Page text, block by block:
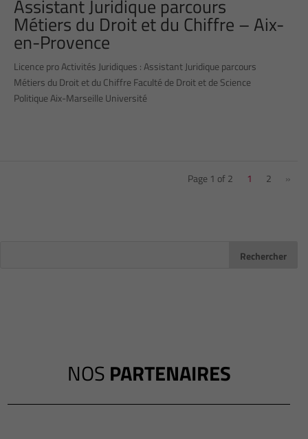
Assistant Juridique parcours
Métiers du Droit et du Chiffre – Aix-
en-Provence
Licence pro Activités Juridiques : Assistant Juridique parcours
Métiers du Droit et du Chiffre Faculté de Droit et de Science
Politique Aix-Marseille Université
Page 1 of 2 1 2 »
NOS PARTENAIRES